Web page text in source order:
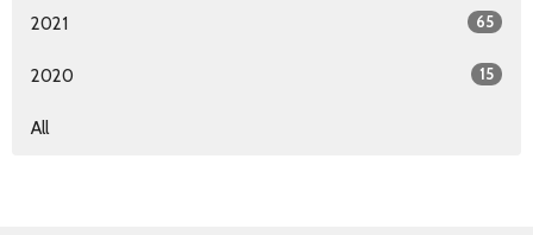
2021 65
2020 15
All